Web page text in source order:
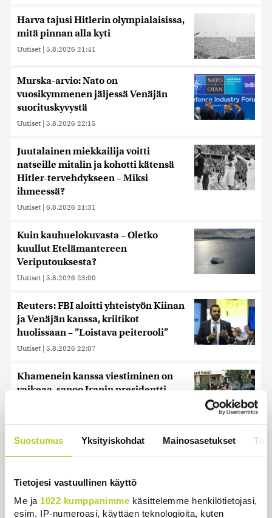
Suostumus Yksityiskohdat Mainosasetukset
Tietojesi vastuullinen käyttö
Me ja 1022 kumppanimme käsittelemme henkilötietojasi,
esim. IP-numeroasi, käyttäen teknologioita, kuten
Harva tajusi Hitlerin olympialaisissa,
mitä pinnan alla kyti
Uutiset | 5.8.2026 21:41
Murska-arvio: Nato on
vuosikymmenen jäljessä Venäjän
suorituskyvystä
Uutiset | 5.8.2026 22:15
Juutalainen miekkailija voitti
natseille mitalin ja kohotti kätensä
Hitler-tervehdykseen – Miksi
ihmeessä?
Uutiset | 6.8.2026 21:31
Kuin kauhuelokuvasta – Oletko
kuullut Etelämantereen
Veriputouksesta?
Uutiset | 5.8.2026 23:00
Reuters: FBI aloitti yhteistyön Kiinan
ja Venäjän kanssa, kriitikot
huolissaan – ”Loistava peiterooli”
Uutiset | 5.8.2026 22:07
Khamenein kanssa viestiminen on
vaikeaa, sanoo Iranin presidentti
Uusimmat
Ehtisitkö kosia sekunnissa? – Karkaussekunti on